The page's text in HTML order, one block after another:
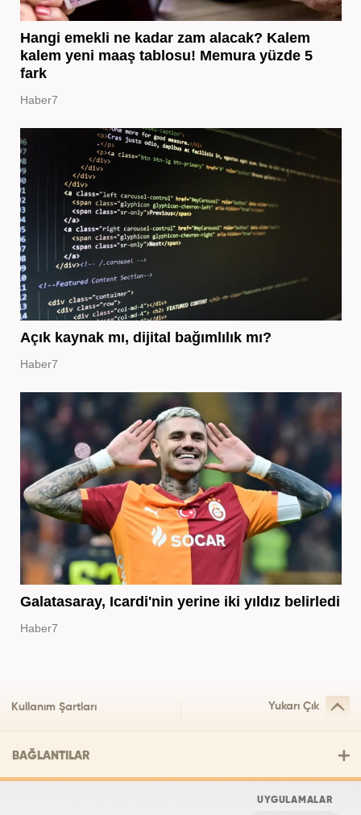
Hangi emekli ne kadar zam alacak? Kalem
kalem yeni maaş tablosu! Memura yüzde 5
fark
Haber7
Açık kaynak mı, dijital bağımlılık mı?
Haber7
Galatasaray, Icardi'nin yerine iki yıldız belirledi
Haber7
Kullanım Şartları Yukarı Çık
BAĞLANTILAR
UYGULAMALAR